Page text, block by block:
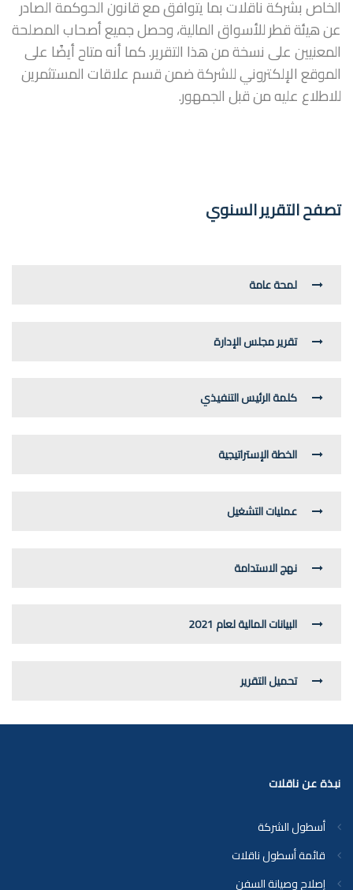
الخاص بشركة ناقلات بما يتوافق مع قانون الحوكمة الصادر
عن هيئة قطر للأسواق المالية، وحصل جميع أصحاب المصلحة
المعنيين على نسخة من هذا التقرير. كما أنه متاح أيضًا على
الموقع الإلكتروني للشركة ضمن قسم علاقات المستثمرين
للاطلاع عليه من قبل الجمهور.
تصفح التقرير السنوي
لمحة عامة
تقرير مجلس الإدارة
كلمة الرئيس التنفيذي
الخطة الإستراتيجية
عمليات التشغيل
نهج الاستدامة
البيانات المالية لعام 2021
تحميل التقرير
نبذة عن ناقلات
أسطول الشركة
قائمة أسطول ناقلات
إصلاح وصيانة السفن